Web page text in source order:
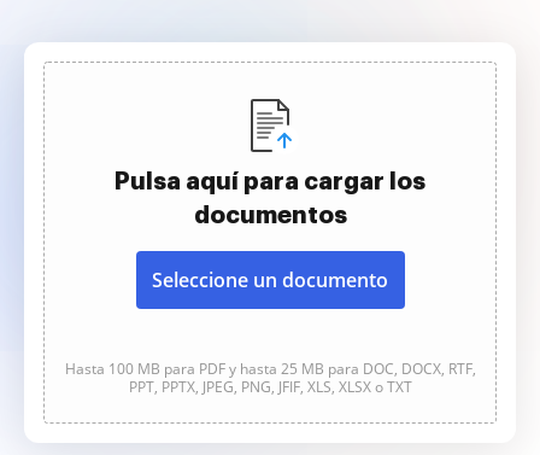
Pulsa aquí para cargar los
documentos
Seleccione un documento
Hasta 100 MB para PDF y hasta 25 MB para DOC, DOCX, RTF,
PPT, PPTX, JPEG, PNG, JFIF, XLS, XLSX o TXT